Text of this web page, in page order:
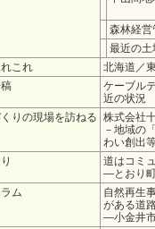
森林経営
最近の土
これ
北海道／
ケーブル
近の状況
りの現場を訪ねる 株式会社
－地域の
わい創出
道はコミ
―とおり
ム
自然再生
がある道
―小金井